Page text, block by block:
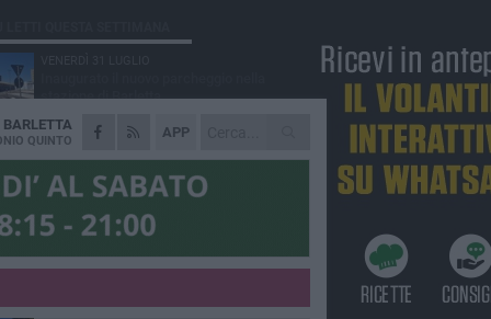
APP
BARLETTA
QUINTO
stazione di Barletta
MERCOLEDÌ 5 AGOSTO
Barletta piange Gioacchino Dagnello:
64enne barlettano investito all'alba a Trani
GIOVEDÌ 30 LUGLIO
gioielleria, banditi in fuga
Beni confiscati alla mafia. Nasce il servizio
VENERDÌ 31 LUGLIO